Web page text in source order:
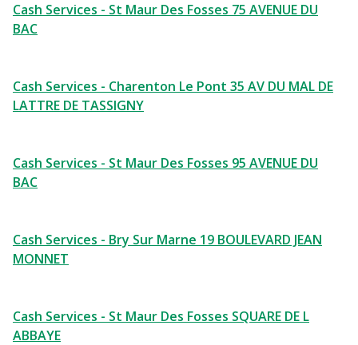
Cash Services - St Maur Des Fosses 75 AVENUE DU
BAC
Cash Services - Charenton Le Pont 35 AV DU MAL DE
LATTRE DE TASSIGNY
Cash Services - St Maur Des Fosses 95 AVENUE DU
BAC
Cash Services - Bry Sur Marne 19 BOULEVARD JEAN
MONNET
Cash Services - St Maur Des Fosses SQUARE DE L
ABBAYE